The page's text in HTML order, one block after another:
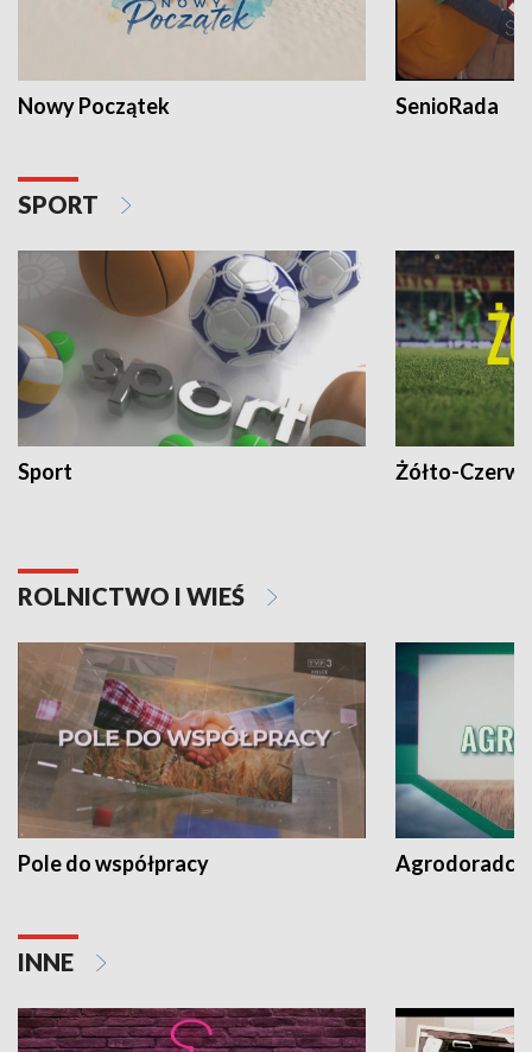
Nowy Początek SenioRada
SPORT
Sport Żółto-
ROLNICTWO I WIEŚ
Pole do współpracy Agrodoradcy
INNE